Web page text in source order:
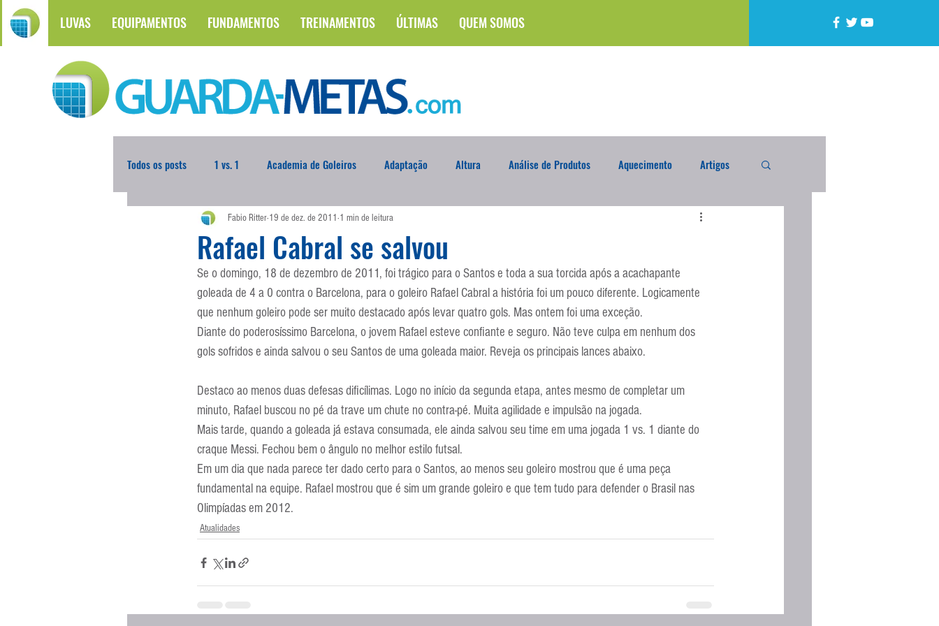
LUVAS EQUIPAMENTOS FUNDAMENTOS TREINAMENTOS ÚLTIMAS QUEM SOMOS
Todos os posts 1 vs. 1 Academia de Goleiros Adaptação Altura Análise de Produtos Aquecimento Artigos
Atualidades Blogoleiro da Semana Brasileirão Compra Exterior
Comunicação Copa do Mundo Curso Defesa da Semana Deslocamento DVD Encaixada
Entrevistas Equipamentos Escola Alemã Escola Americana Escola Argentina Escola Espanhola
Escola Francesa Escola Inglesa
Rafael Cabral se salvou
Fabio Ritter 19 de dez. de 2011 1 min de leitura
Se o domingo, 18 de dezembro de 2011, foi trágico para o Santos e toda a sua torcida após a acachapante
goleada de 4 a 0 contra o Barcelona, para o goleiro Rafael Cabral a história foi um pouco diferente. Logicamente
que nenhum goleiro pode ser muito destacado após levar quatro gols. Mas ontem foi uma exceção.
Diante do poderosíssimo Barcelona, o jovem Rafael esteve confiante e seguro. Não teve culpa em nenhum dos
gols sofridos e ainda salvou o seu Santos de uma goleada maior. Reveja os principais lances abaixo.
Destaco ao menos duas defesas dificílimas. Logo no início da segunda etapa, antes mesmo de completar um
minuto, Rafael buscou no pé da trave um chute no contra-pé. Muita agilidade e impulsão na jogada.
Mais tarde, quando a goleada já estava consumada, ele ainda salvou seu time em uma jogada 1 vs. 1 diante do
craque Messi. Fechou bem o ângulo no melhor estilo futsal.
Em um dia que nada parece ter dado certo para o Santos, ao menos seu goleiro mostrou que é uma peça
fundamental na equipe. Rafael mostrou que é sim um grande goleiro e que tem tudo para defender o Brasil nas
Olimpíadas em 2012.
Atualidades